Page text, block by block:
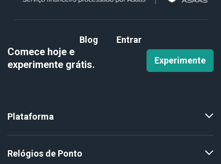
Blog Entrar
Comece hoje e
experimente grátis. Experimente
Plataforma
Relógios de Ponto